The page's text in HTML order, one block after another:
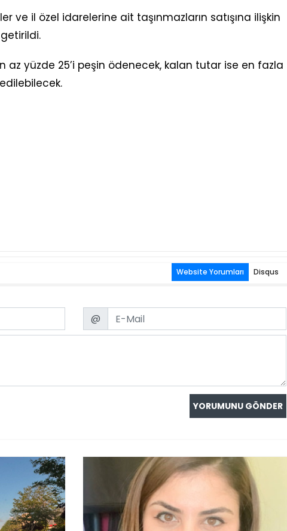
ve il özel idarelerine ait taşınmazların satışına ilişkin
az yüzde 25’i peşin ödenecek, kalan tutar ise en fazla
Website Yorumları Disqus
Email
@